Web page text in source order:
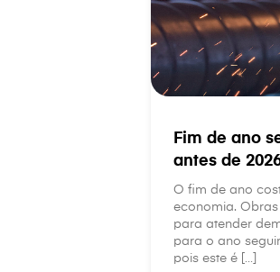
Fim de ano
antes de
O fim de ano
economia.
para atender
para o ano
pois este é […]